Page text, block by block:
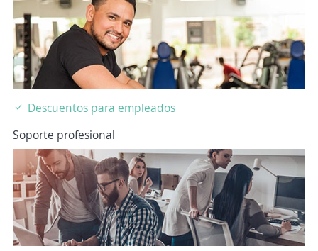
Descuentos para empleados
Soporte profesional